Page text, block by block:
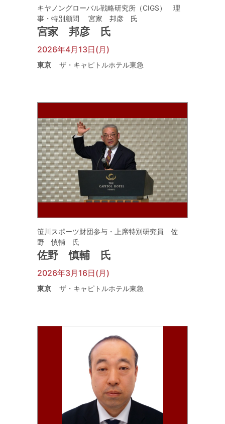
キヤノングローバル戦略研究所（CIGS） 理
事・特別顧問 宮家 邦彦 氏
宮家 邦彦 氏
2026年4月13日(月)
東京 ザ・キャピトルホテル東急
笹川スポーツ財団参与・上席特別研究員 佐
野 慎輔 氏
佐野 慎輔 氏
2026年3月16日(月)
東京 ザ・キャピトルホテル東急